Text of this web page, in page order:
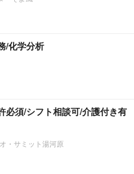
/化学分析
必須/シフト相談可/介護付き有
・サミット湯河原